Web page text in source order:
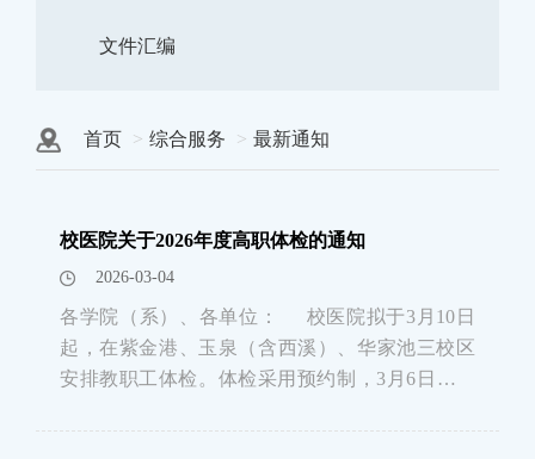
文件汇编
首页 综合服务 最新通知
校医院关于2026年度高职体检的通知
2026-03-04
各学院（系）、各单位： 校医院拟于3月10日
起，在紫金港、玉泉（含西溪）、华家池三校区
安排教职工体检。体检采用预约制，3月6日起各